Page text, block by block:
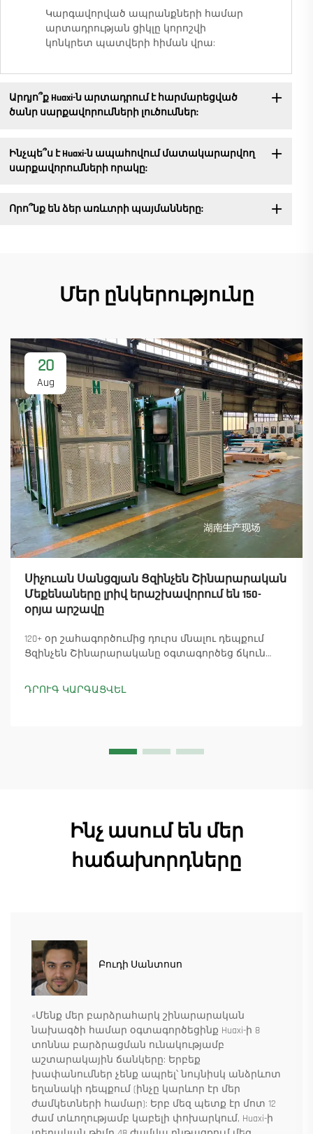
Կարգավորված ապրանքների համար
արտադրության ցիկլը կորոշվի
կոնկրետ պատվերի հիման վրա:
Արդյո՞ք Huaxi-ն արտադրում է հարմարեցված
ծանր սարքավորումների լուծումներ:
Ինչպե՞ս է Huaxi-ն ապահովում մատակարարվող
սարքավորումների որակը:
Որո՞նք են ձեր առևտրի պայմանները:
Մեր ընկերությունը
20
Aug
Սիչուան Սանցզյան Ցզինչեն Շինարարական
Մեքենաները լրիվ երաշխավորում են 150-
օրյա արշավը
120+ օր շահագործումից դուրս մնալու դեպքում
Ցզինչեն Շինարարականը օգտագործեց ճկուն
ապահովելով 18 աշտարակային ճանկային
տնտեսուղղիչների մատուցումը և ապահովելով
ԴՐՈՒԳ ԿԱՐԳԱՑՎԵԼ
Ինչ ասում են մեր
հաճախորդները
Բուդի Սանտոսո
«Մենք մեր բարձրահարկ շինարարական
նախագծի համար օգտագործեցինք Huaxi-ի 8
տոննա բարձրացման ունակությամբ
աշտարակային ճանկերը: Երբեք
խափանումներ չենք ապրել՝ նույնիսկ անձրևոտ
եղանակի դեպքում (ինչը կարևոր էր մեր
ժամկետների համար): Երբ մեզ պետք էր մոտ 12
ժամ տևողությամբ կաբելի փոխարկում, Huaxi-ի